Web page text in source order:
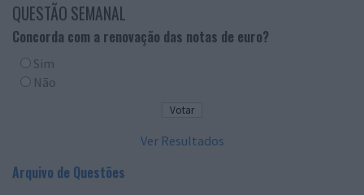
QUESTÃO SEMANAL
Concorda com a renovação das notas de euro?
Sim
Não
Ver Resultados
Arquivo de Questões